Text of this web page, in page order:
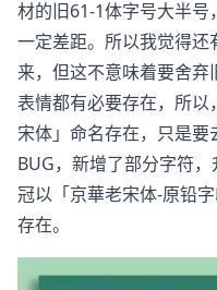
材的旧61-1体字号大半
一定差距。所以我觉得
来，但这不意味着要舍
表情都有必要存在，所
宋体」命名存在，只是
BUG，新增了部分字符
冠以「京華老宋体-原铅
存在。